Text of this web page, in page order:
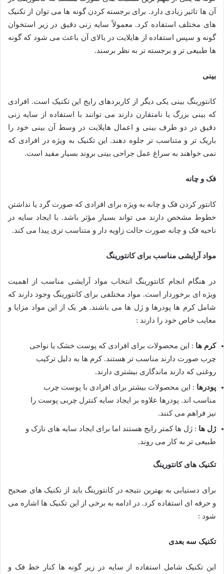
آن ها تاثیر زیادی دارد. برای برجسته کردن گونه ها می توان از تکنیک
های مختلف استفاده کرد. معمولاً سایه زنی دقیق در زیر استخوان
گونه و سپس استفاده از هایلایت در بالای آن باعث می شود که گونه
ها طبیعی تر و برجسته تر به نظر برسند.
بینی
کانتورینگ بینی یکی دیگر از کاربردهای رایج این تکنیک است. افرادی
که بینی بزرگ یا نامتقارن دارند می توانند با استفاده از سایه زنی
دقیق در دو طرف بینی و اعمال هایلایت در وسط آن بینی خود را
باریک تر و متناسب تر جلوه دهند. این تکنیک به ویژه در افرادی که
نمی خواهند به سراغ عمل جراحی بینی بروند بسیار مفید است.
فک و چانه
کانتور کردن فک و چانه به ویژه برای افرادی که صورت گرد یا نداشتن
خطوط مشخص دارند می تواند بسیار مؤثر باشد. با ایجاد سایه در
ناحیه فک و چانه صورت حالت زاویه دار و متناسب تری پیدا می کند.
مواد آرایشی مناسب برای کانتورینگ
در هنگام انجام کانتورینگ انتخاب مواد آرایشی مناسب از اهمیت
ویژه ای برخوردار است. مواد مختلفی برای کانتورینگ وجود دارند که
شامل کرم ها پودرها و ژل ها می باشند. هر یک از این مواد مزایا و
معایب خاص خود را دارند :
کرم ها : این محصولات برای افرادی که پوست خشک یا نواحی
چرب صورت دارند مناسب تر هستند. کرم ها به دلیل ترکیب
روغنی که دارند ماندگاری بیشتری دارند.
پودرها : این محصولات بیشتر برای افرادی با پوست چرب
مناسب اند. پودرها علاوه بر ایجاد سایه کنترل چربی پوست را
نیز فراهم می کنند.
ژل ها : ژل ها کمتر رایج هستند اما برای ایجاد سایه های نازک و
طبیعی تر به کار می روند.
تکنیک های کانتورینگ
برای دستیابی به بهترین نتیجه در کانتورینگ باید از تکنیک های صحیح
و حرفه ای استفاده کرد. در ادامه به برخی از این تکنیک ها اشاره می
شود :
تکنیک سه بعدی
این تکنیک شامل استفاده از سایه در زیر گونه ها کنار خط فک و